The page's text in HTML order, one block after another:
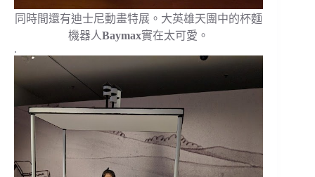
同時間還有迪士尼動畫特展。大英雄天團中的杯麵
機器人Baymax實在太可愛。
.